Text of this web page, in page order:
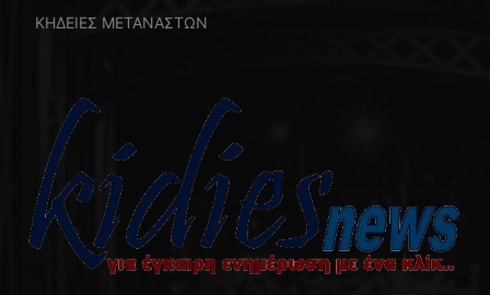
ΚΗΔΕΙΕΣ ΜΕΤΑΝΑΣΤΩΝ